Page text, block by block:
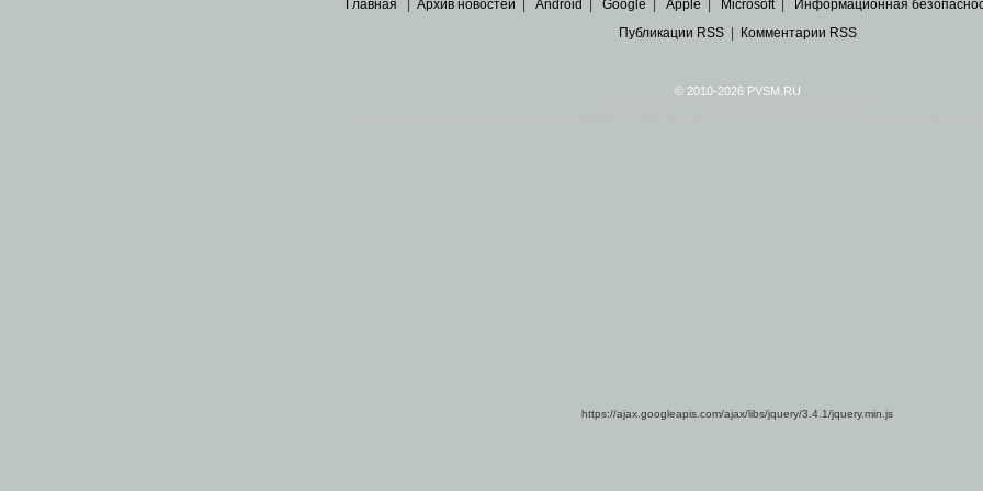
Главная Архив новостей Android Google Apple Microsoft| Информационная
Публикации RSS| Комментарии RSS
© 2010-2026 PVSM.RU
https://ajax.googleapis.com/ajax/libs/jquery/3.4.1/jquery.min.js